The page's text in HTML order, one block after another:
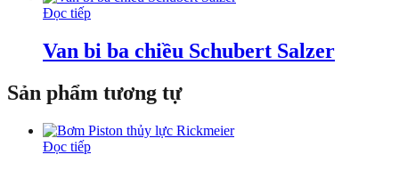
Đọc tiếp
Van bi ba chiều Schubert Salzer
Sản phẩm tương tự
Đọc tiếp